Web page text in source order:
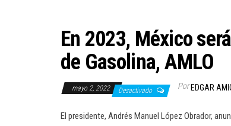
En 2023, México
de Gasolina, AMLO
mayo 2, 2022 Desactivado Por EDGAR
El presidente, Andrés Manuel López Obrador,